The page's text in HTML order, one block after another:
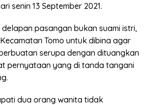
senin 13 September 2021.
pasangan bukan suami istri,
Tomo untuk dibina agar
serupa dengan dituangkan
pernyataan yang di tanda tangani
dua orang wanita tidak